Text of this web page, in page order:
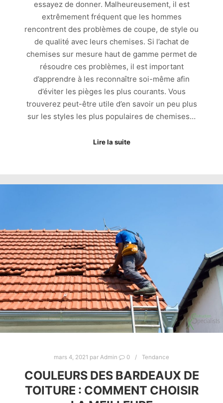
essayez de donner. Malheureusement, il est
extrêmement fréquent que les hommes
rencontrent des problèmes de coupe, de style ou
de qualité avec leurs chemises. Si l’achat de
chemises sur mesure haut de gamme permet de
résoudre ces problèmes, il est important
d’apprendre à les reconnaître soi-même afin
d’éviter les pièges les plus courants. Vous
trouverez peut-être utile d’en savoir un peu plus
sur les styles les plus populaires de chemises…
Lire la suite
mars 4, 2021 par Admin 0 Tendance
COULEURS DES BARDEAUX DE
TOITURE : COMMENT CHOISIR